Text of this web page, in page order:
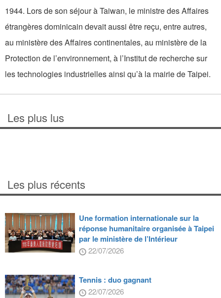
1944. Lors de son séjour à Taiwan, le ministre des Affaires
étrangères dominicain devait aussi être reçu, entre autres,
au ministère des Affaires continentales, au ministère de la
Protection de l’environnement, à l’Institut de recherche sur
les technologies industrielles ainsi qu’à la mairie de Taipei.
Les plus lus
Les plus récents
Une formation internationale sur la
réponse humanitaire organisée à Taipei
par le ministère de l’Intérieur
22/07/2026
Tennis : duo gagnant
22/07/2026